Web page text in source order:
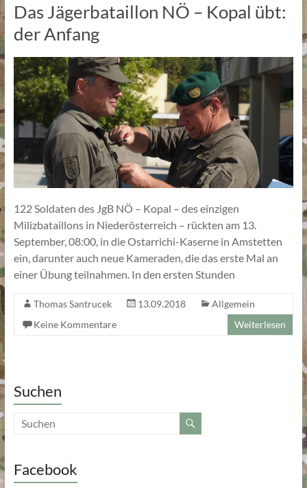
Das Jägerbataillon NÖ – Kopal übt:
der Anfang
122 Soldaten des JgB NÖ – Kopal – des einzigen
Milizbataillons in Niederösterreich – rückten am 13.
September, 08:00, in die Ostarrichi-Kaserne in Amstetten
ein, darunter auch neue Kameraden, die das erste Mal an
einer Übung teilnahmen. In den ersten Stunden
Thomas Santrucek 13.09.2018
Allgemein
Keine Kommentare
Weiterlesen
Suchen
Facebook